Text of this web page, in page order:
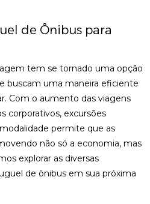
de Ônibus para
tem se tornado uma opção
buscam uma maneira eficiente
Com o aumento das viagens
corporativos, excursões
permite que as
não só a economia, mas
explorar as diversas
de ônibus em sua próxima